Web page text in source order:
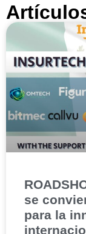
se
para la